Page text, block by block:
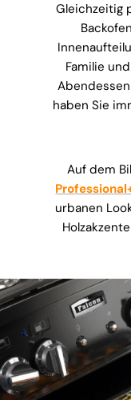
Gleichzeitig
Familie
haben Sie
Auf dem
urbanen